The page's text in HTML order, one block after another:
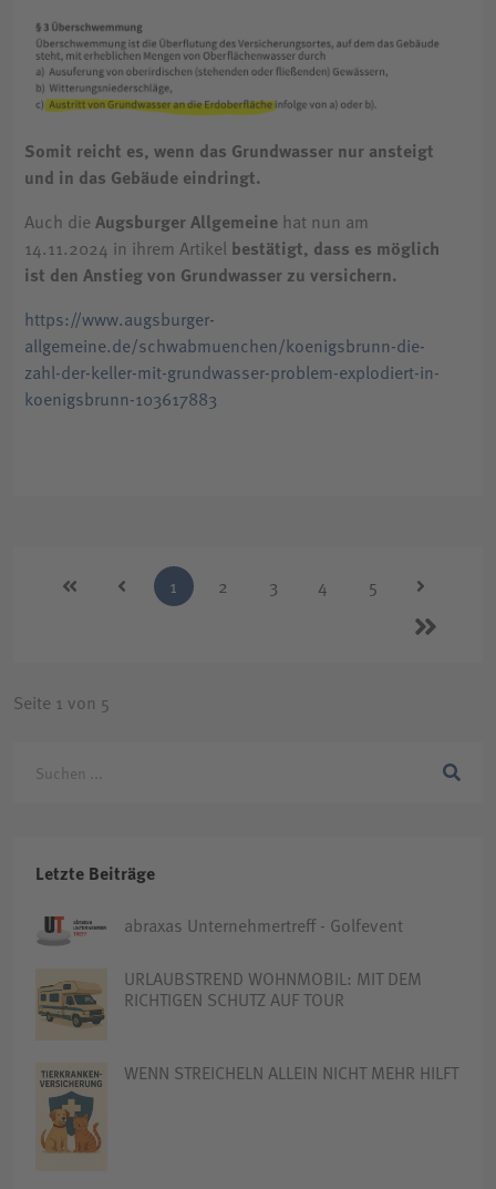
Somit reicht es, wenn das Grundwasser nur ansteigt
und in das Gebäude eindringt.
Auch die Augsburger Allgemeine hat nun am
14.11.2024 in ihrem Artikel bestätigt, dass es möglich
ist den Anstieg von Grundwasser zu versichern.
https://www.augsburger-
allgemeine.de/schwabmuenchen/koenigsbrunn-die-
zahl-der-keller-mit-grundwasser-problem-explodiert-in-
koenigsbrunn-103617883
1 2 3 4 5
Seite 1 von 5
Letzte Beiträge
abraxas Unternehmertreff - Golfevent
URLAUBSTREND WOHNMOBIL: MIT DEM
RICHTIGEN SCHUTZ AUF TOUR
WENN STREICHELN ALLEIN NICHT MEHR HILFT